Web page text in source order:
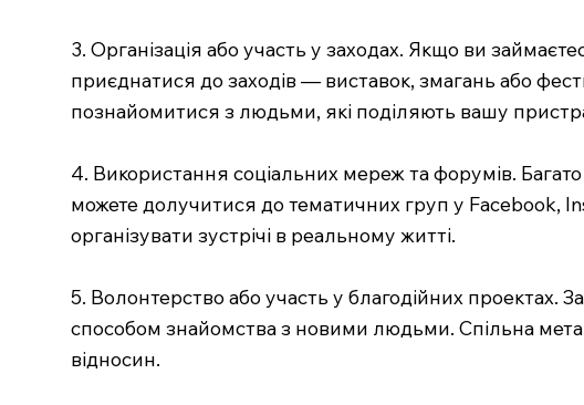
3. Організація або участь у заходах. Якщо ви
приєднатися до заходів — виставок, змагань або
познайомитися з людьми, які поділяють вашу
4. Використання соціальних мереж та форумів.
можете долучитися до тематичних груп у Facebook,
організувати зустрічі в реальному житті.
5. Волонтерство або участь у благодійних проектах.
способом знайомства з новими людьми. Спільна
відносин.